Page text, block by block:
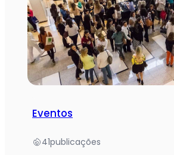
Eventos
41publicações